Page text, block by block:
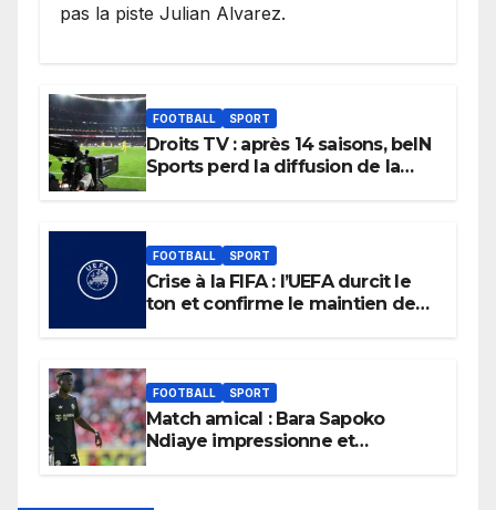
pas la piste Julian Alvarez.
FOOTBALL SPORT
Droits TV : après 14 saisons, beIN
Sports perd la diffusion de la
FOOTBALL SPORT
Crise à la FIFA : l’UEFA durcit le
ton et confirme le maintien de
FOOTBALL SPORT
Match amical : Bara Sapoko
Ndiaye impressionne et